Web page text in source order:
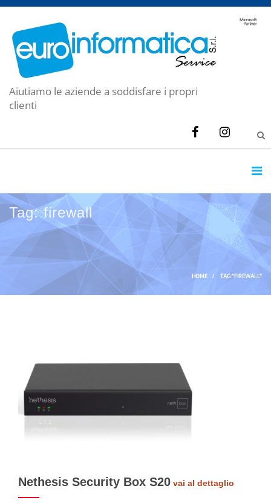
Aiutiamo le aziende a soddisfare i propri
clienti
Tag: firewall
HOME / TAG "FIREWALL"
Nethesis Security Box S20 vai al dettaglio